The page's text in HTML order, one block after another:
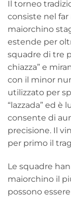
Il torneo
consiste nel
maiorchino
estende per
squadre di tre
chiazza” e
con il minor
utilizzato per
“lazzada” ed è
consente di
precisione. Il
per primo il
Le squadre
maiorchino il
possono